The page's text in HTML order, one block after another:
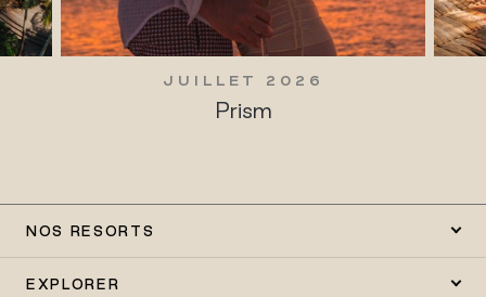
JUILLET 2026
Prism
NOS RESORTS
EXPLORER